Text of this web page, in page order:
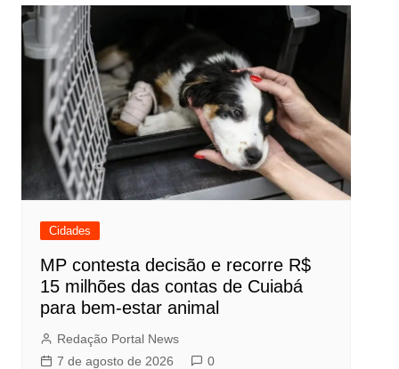
Cidades
MP contesta decisão e recorre R$
15 milhões das contas de Cuiabá
para bem-estar animal
Redação Portal News
7 de agosto de 2026
0